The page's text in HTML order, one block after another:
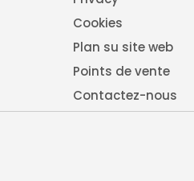
Cookies
Plan su site web
Points de vente
Contactez-nous